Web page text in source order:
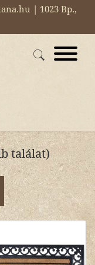
| 1023 Bp.,
találat)